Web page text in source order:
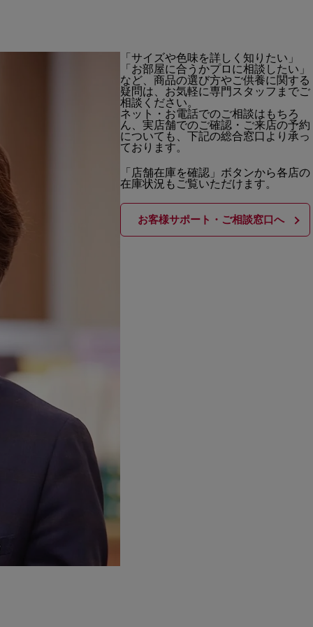
「サイズや色味を詳しく知りたい」
「お部屋に合うかプロに相談したい」
など、商品の選び方やご供養に関する
疑問は、お気軽に専門スタッフまでご
相談ください。
ネット・お電話でのご相談はもちろ
ん、実店舗でのご確認・ご来店の予約
についても、下記の総合窓口より承っ
ております。
「店舗在庫を確認」ボタンから各店の
在庫状況もご覧いただけます。
お客様サポート・ご相談窓口へ